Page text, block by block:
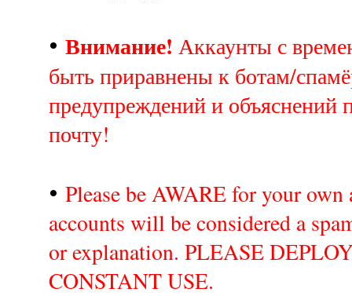
• Внимание! Аккаунты с
быть приравнены к ботам/
предупреждений и объяснений
почту!
• Please be AWARE for your
accounts will be considered a
or explanation. PLEASE
CONSTANT USE.